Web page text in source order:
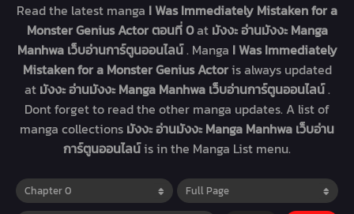
Read the latest manga I Was Immediately Mistaken for a
Monster Genius Actor ตอนที่ 0at มังงะ อ่านมังงะ Manga
Manhwa เว็บอ่านการ์ตูนออนไลน์. Manga I Was Immediately
Mistaken for a Monster Genius Actoris always updated
at มังงะ อ่านมังงะ Manga Manhwa เว็บอ่านการ์ตูนออนไลน์.
Dont forget to read the other manga updates. A list of
manga collections มังงะ อ่านมังงะ Manga Manhwa เว็บอ่าน
การ์ตูนออนไลน์is in the Manga List menu.